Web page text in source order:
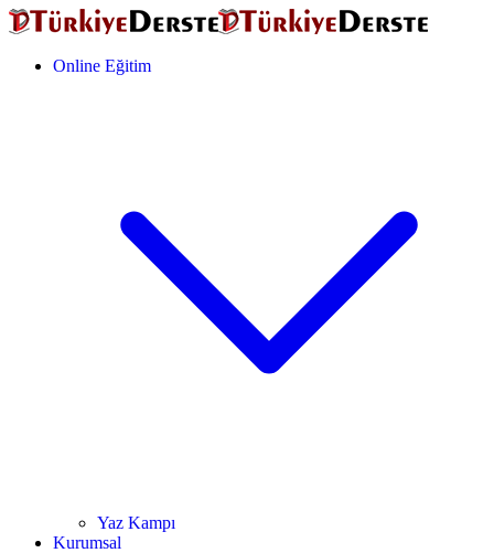
Online Eğitim
Yaz Kampı
Kurumsal